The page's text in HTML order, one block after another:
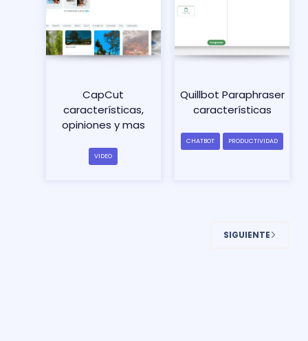
CapCut
características,
opiniones y mas
VIDEO
Quillbot Paraphraser
características
CHATBOT PRODUCTIVIDAD
SIGUIENTE